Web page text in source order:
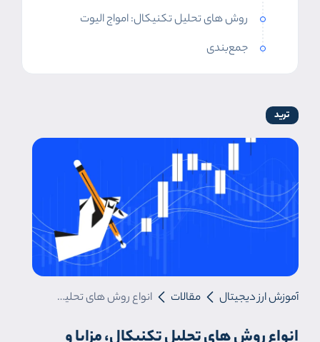
روش های تحلیل تکنیکال: امواج الیوت
جمع‌بندی
ترید
آموزش ارز دیجیتال مقالات انواع روش های تحلیل تکنیکال، مزایا و معایب